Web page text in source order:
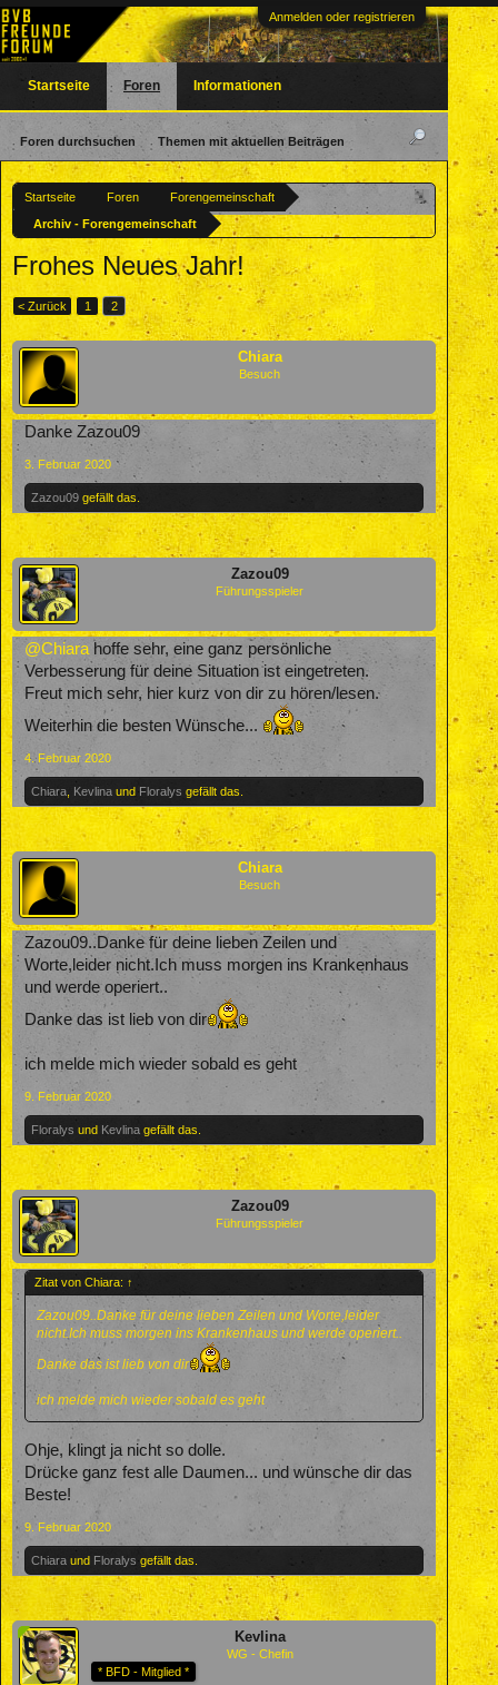
Anmelden oder registrieren
Startseite Foren
Forengemeinschaft
Archiv - Forengemeinschaft
Frohes Neues Jahr!
< Zurück 1 2
Chiara
Besuch
Danke Zazou09
3. Februar 2020
Zazou09 gefällt das.
Zazou09
Führungsspieler
@Chiara hoffe sehr, eine ganz persönliche
Verbesserung für deine Situation ist eingetreten.
Freut mich sehr, hier kurz von dir zu hören/lesen.
Weiterhin die besten Wünsche...
4. Februar 2020
Chiara Kevlina und Floralys gefällt das.
Chiara
Besuch
Zazou09..Danke für deine lieben Zeilen und
Worte,leider nicht.Ich muss morgen ins Krankenhaus
und werde operiert..
Danke das ist lieb von dir
ich melde mich wieder sobald es geht
9. Februar 2020
Floralys und Kevlina gefällt das.
Zazou09
Führungsspieler
Zitat von Chiara: ↑
Zazou09..Danke für deine lieben Zeilen und Worte,leider
nicht.Ich muss morgen ins Krankenhaus und werde operiert..
Danke das ist lieb von dir
ich melde mich wieder sobald es geht
Ohje, klingt ja nicht so dolle.
Drücke ganz fest alle Daumen... und wünsche dir das
Beste!
9. Februar 2020
Chiara und Floralys gefällt das.
Kevlina
WG - Chefin
* BFD - Mitglied *
Startseite Foren
Foren durchsuchen Themen mit aktuellen Beiträgen
Informationen